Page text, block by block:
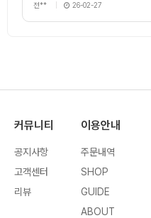
전** 26-02-27
커뮤니티
공지사항
고객센터
리뷰
이용안내
주문내역
SHOP
GUIDE
ABOUT